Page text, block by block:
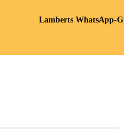
Lamberts WhatsApp-